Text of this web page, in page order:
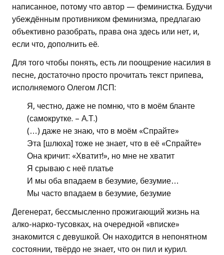
написанное, потому что автор — феминистка. Будучи
убеждённым противником феминизма, предлагаю
объективно разобрать, права она здесь или нет, и,
если что, дополнить её.
Для того чтобы понять, есть ли поощрение насилия в
песне, достаточно просто прочитать текст припева,
исполняемого Олегом ЛСП:
Я, честно, даже не помню, что в моём бланте
(самокрутке. – А.Т.)
(…) даже не знаю, что в моём «Спрайте»
Эта [шлюха] тоже не знает, что в её «Спрайте»
Она кричит: «Хватит!», но мне не хватит
Я срываю с неё платье
И мы оба впадаем в безумие, безумие…
Мы часто впадаем в безумие, безумие
Дегенерат, бессмысленно прожигающий жизнь на
алко-нарко-тусовках, на очередной «вписке»
знакомится с девушкой. Он находится в непонятном
состоянии, твёрдо не знает, что он пил и курил.